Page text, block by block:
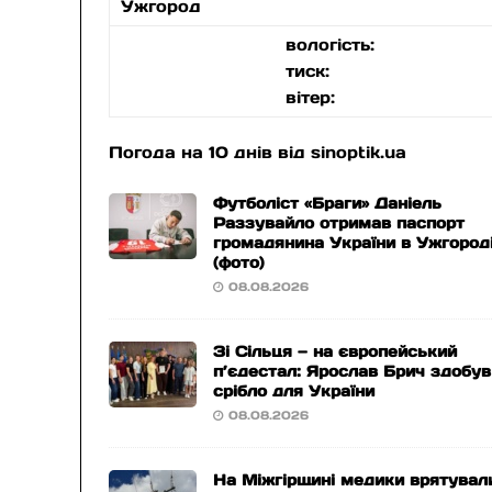
Ужгород
вологість:
тиск:
вітер:
Погода на 10 днів відsinoptik.ua
Футболіст «Браги» Даніель
Раззувайло отримав паспорт
громадянина України в
(фото)
08.08.2026
Зі Сільця — на європейський
п’єдестал: Ярослав Брич здобув
срібло для України
08.08.2026
На Міжгірщині медики